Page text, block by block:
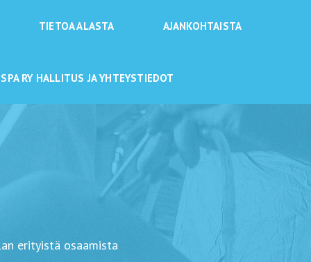
TIETOA ALASTA AJANKOHTAISTA
SPA RY HALLITUS JA YHTEYSTIEDOT
erityistä osaamista